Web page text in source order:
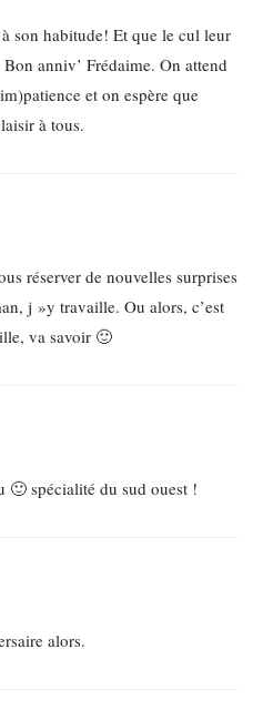
son habitude! Et que le cul leur
anniv’ Frédaime. On attend
et on espère que
à tous.
réserver de nouvelles surprises
j »y travaille. Ou alors, c’est
va savoir 🙂
🙂 spécialité du sud ouest !
alors.